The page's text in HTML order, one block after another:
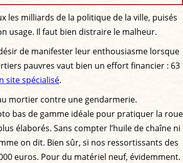
les milliards de la politique de la ville, puisés
usage. Il faut bien distraire le malheur.
de manifester leur enthousiasme lorsque
pauvres vaut bien un effort financier : 63
site spécialisé.
mortier contre une gendarmerie.
bas de gamme idéale pour pratiquer la roue
élaborés. Sans compter l’huile de chaîne ni
on dit. Bien sûr, si nos ressortissants des
euros. Pour du matériel neuf, évidemment.